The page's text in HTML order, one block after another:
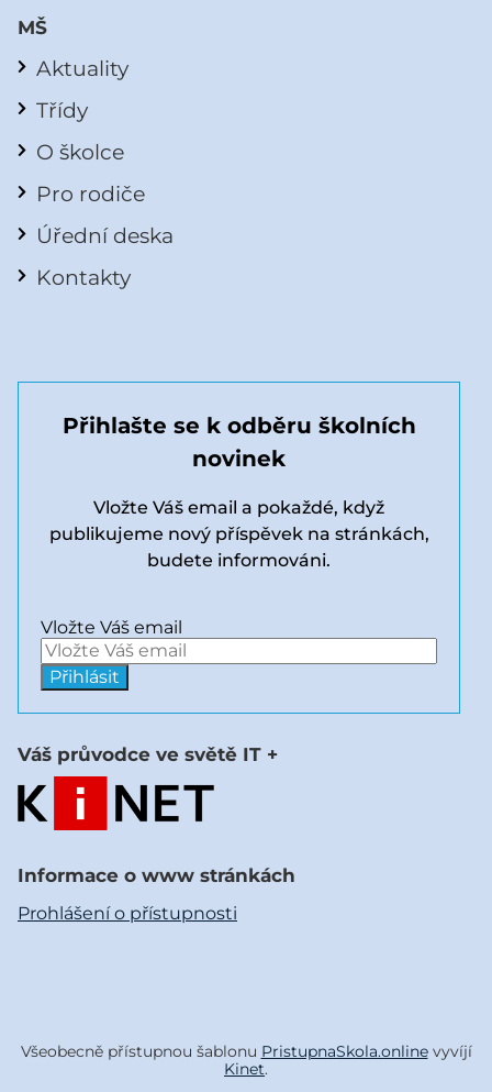
MŠ
Aktuality
Třídy
O školce
Pro rodiče
Úřední deska
Kontakty
Přihlašte se k odběru školních
novinek
Vložte Váš email a pokaždé, když
publikujeme nový příspěvek na stránkách,
budete informováni.
Vložte Váš email
Váš průvodce ve světě IT +
Informace o www stránkách
Prohlášení o přístupnosti
Všeobecně přístupnou šablonu PristupnaSkola.onlinevyvíjí
Kinet.